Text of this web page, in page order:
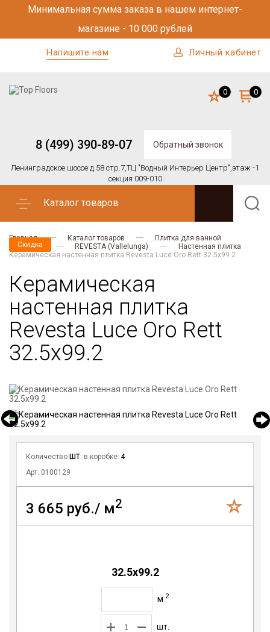
Минимальная сумма заказа в нашем интернет-
магазине - 10 000 рублей
Напишите нам Личный кабинет
8 (499) 390-89-07 Обратный звонок
Ленинградское шоссе д.58 стр.7,ТЦ "Водный Интерьер Центр",этаж -1
секция 009-010
0 0
Каталог товаров
Главная Каталог товаров
Плитка для ванной
Vallelunga
REVESTA (Vallelunga)
Настенная плитка
Керамическая настенная плитка Revesta Luce Oro Rett 32.5x99.2
Керамическая
настенная плитка
Revesta Luce Oro Rett
32.5x99.2
Скидка
Количество ШТ. в коробке: 4
Арт. 0100129
3 665 руб./ м2
32.5х99.2
м 2
шт.